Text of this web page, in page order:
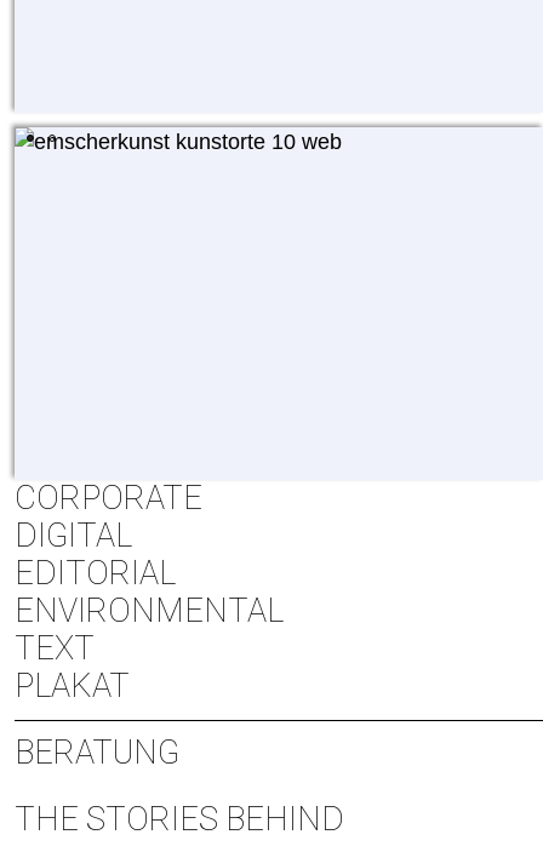
CORPORATE
DIGITAL
EDITORIAL
ENVIRONMENTAL
TEXT
PLAKAT
BERATUNG
THE STORIES BEHIND